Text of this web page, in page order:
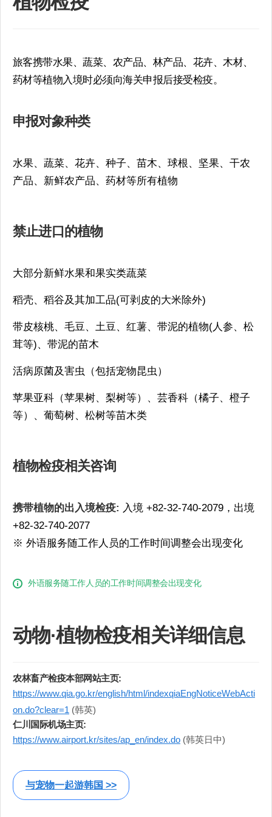
旅客携带水果、蔬菜、农产品、林产品、花卉、木材、
药材等植物入境时必须向海关申报后接受检疫。
申报对象种类
水果、蔬菜、花卉、种子、苗木、球根、坚果、干农
产品、新鲜农产品、药材等所有植物
禁止进口的植物
大部分新鲜水果和果实类蔬菜
稻壳、稻谷及其加工品(可剥皮的大米除外)
带皮核桃、毛豆、土豆、红薯、带泥的植物(人参、松
茸等)、带泥的苗木
活病原菌及害虫（包括宠物昆虫）
苹果亚科（苹果树、梨树等）、芸香科（橘子、橙子
等）、葡萄树、松树等苗木类
植物检疫相关咨询
携带植物的出入境检疫: 入境 +82-32-740-2079，出境
+82-32-740-2077
※ 外语服务随工作人员的工作时间调整会出现变化
外语服务随工作人员的工作时间调整会出现变化
动物∙植物检疫相关详细信息
农林畜产检疫本部网站主页:
https://www.qia.go.kr/english/html/indexqiaEngNoticeWebActi
on.do?clear=1 (韩英)
仁川国际机场主页:
https://www.airport.kr/sites/ap_en/index.do (韩英日中)
与宠物一起游韩国 >>